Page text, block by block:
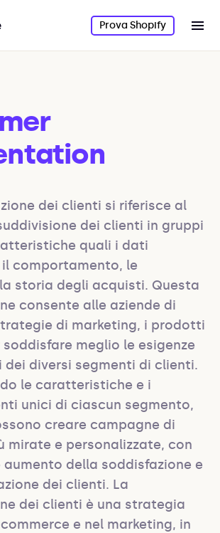
Prova Shopify
dei clienti si riferisce al
dei clienti in gruppi
quali i dati
comportamento, le
storia degli acquisti. Questa
consente alle aziende di
di marketing, i prodotti
soddisfare meglio le esigenze
dei diversi segmenti di clienti.
le caratteristiche e i
unici di ciascun segmento,
creare campagne di
mirate e personalizzate, con
aumento della soddisfazione e
dei clienti. La
dei clienti è una strategia
e nel marketing, in